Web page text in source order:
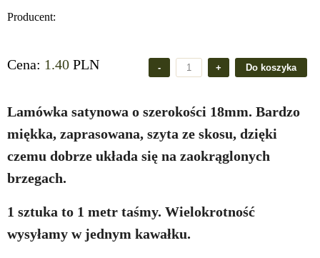
Producent:
Cena: 1.40 PLN
Lamówka satynowa o szerokości 18mm. Bardzo
miękka, zaprasowana, szyta ze skosu, dzięki
czemu dobrze układa się na zaokrąglonych
brzegach.
1 sztuka to 1 metr taśmy. Wielokrotność
wysyłamy w jednym kawałku.